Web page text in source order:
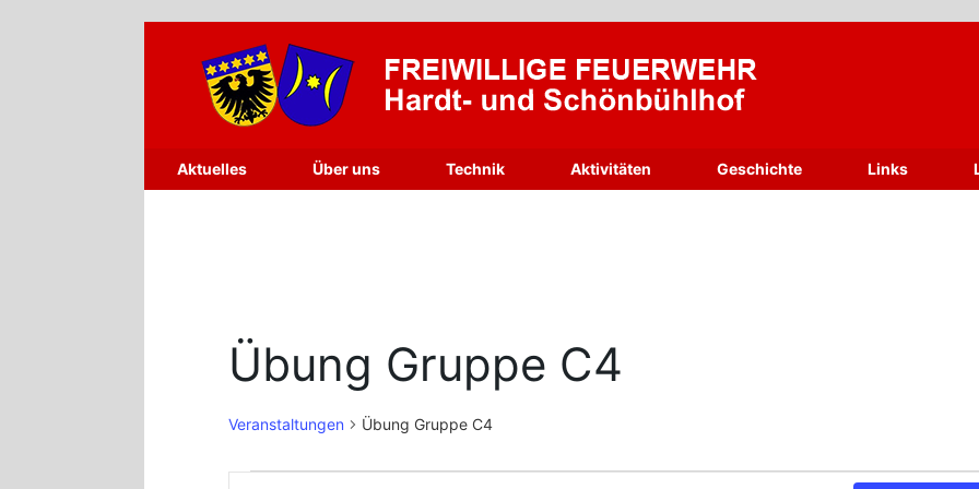
springen
Aktuelles Über uns Technik Aktivitäten Geschichte Links
Übung Gruppe C4
Veranstaltungen Übung Gruppe C4